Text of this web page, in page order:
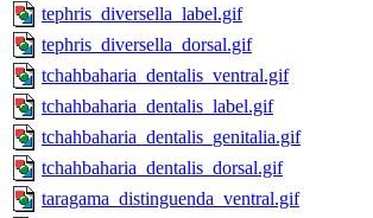
tephris_diversella_label.gif
tephris_diversella_dorsal.gif
tchahbaharia_dentalis_ventral.gif
tchahbaharia_dentalis_label.gif
tchahbaharia_dentalis_genitalia.gif
tchahbaharia_dentalis_dorsal.gif
taragama_distinguenda_ventral.gif